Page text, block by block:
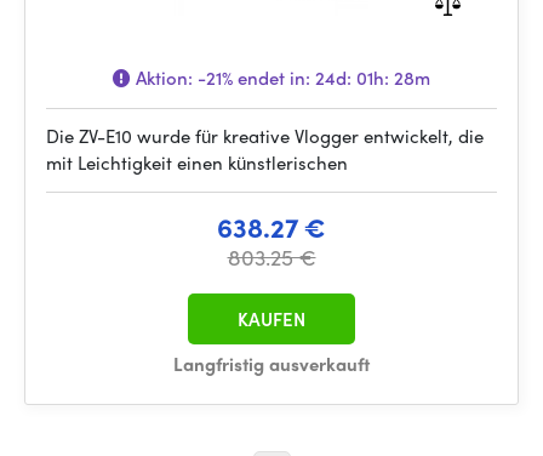
Aktion: -21%endet in: 24d: 01h: 28m
Die ZV-E10 wurde für kreative Vlogger entwickelt, die
mit Leichtigkeit einen künstlerischen
638.27 €
803.25 €
Langfristig ausverkauft
KAUFEN